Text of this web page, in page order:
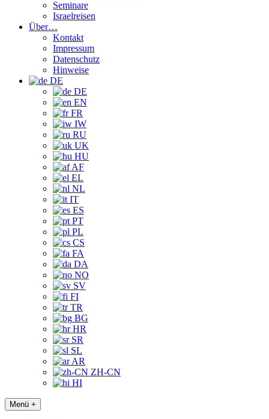
Seminare
Israelreisen
Über…
Kontakt
Impressum
Datenschutz
Hinweise
DE
DE
EN
FR
IW
RU
UK
HU
AF
EL
NL
IT
ES
PT
PL
CS
FA
DA
NO
SV
FI
TR
BG
HR
SR
SL
AR
ZH-CN
HI
Menü +